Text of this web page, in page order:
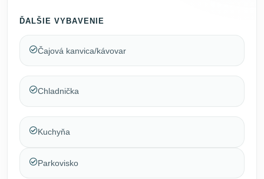
ĎALŠIE VYBAVENIE
Čajová kanvica/kávovar
Chladnička
Kuchyňa
Parkovisko